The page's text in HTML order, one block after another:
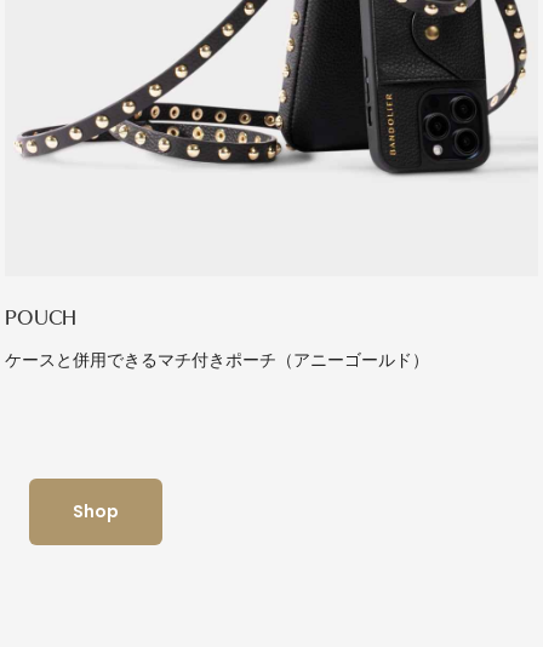
POUCH
ケースと併用できるマチ付きポーチ（アニーゴールド）
Shop